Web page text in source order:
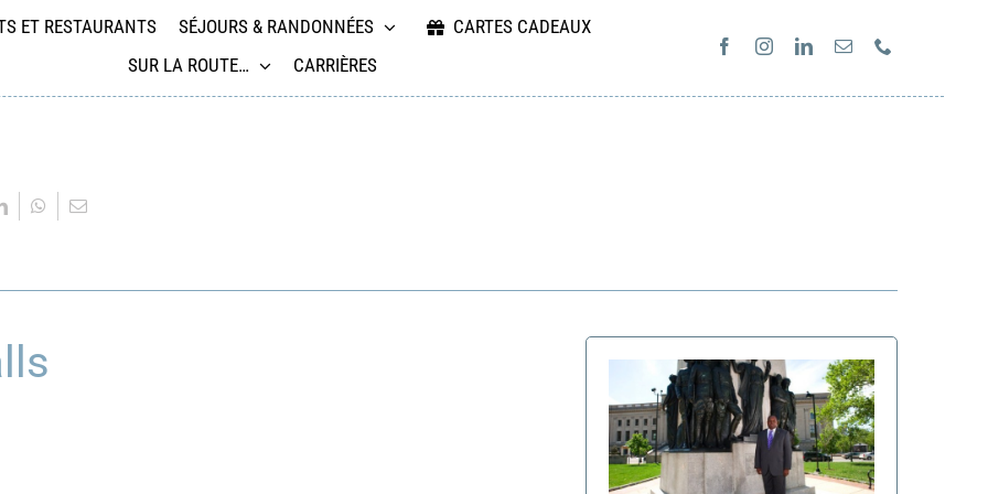
ET RESTAURANTS SÉJOURS & RANDONNÉES
CARTES CADEAUX
SUR LA ROUTE…
CARRIÈRES